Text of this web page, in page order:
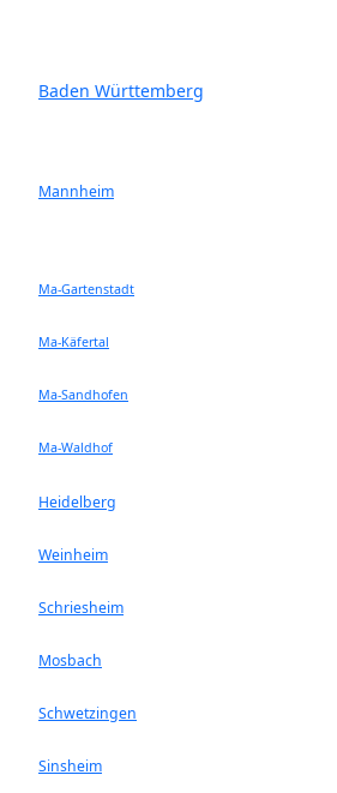
Baden Württemberg
Mannheim
Ma-Gartenstadt
Ma-Käfertal
Ma-Sandhofen
Ma-Waldhof
Heidelberg
Weinheim
Schriesheim
Mosbach
Schwetzingen
Sinsheim